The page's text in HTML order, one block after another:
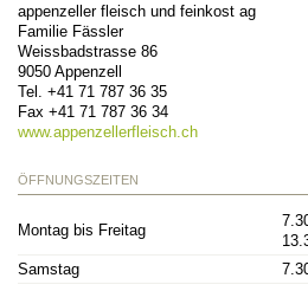
appenzeller fleisch und feinkost ag
Familie Fässler
Weissbadstrasse 86
9050 Appenzell
Tel. +41 71 787 36 35
Fax +41 71 787 36 34
www.appenzellerfleisch.ch
ÖFFNUNGSZEITEN
Montag bis Freitag
Samstag